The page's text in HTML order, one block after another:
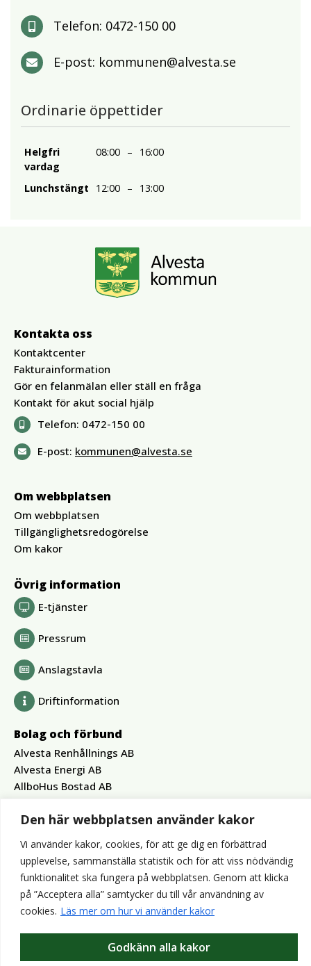
Den här webbplatsen använder kakor
Vi använder kakor, cookies, för att ge dig en förbättrad
upplevelse, sammanställa statistik och för att viss nödvändig
funktionalitet ska fungera på webbplatsen. Genom att klicka
på ”Acceptera alla” samtycker du till vår användning av
cookies. Läs mer om hur vi använder kakor
Godkänn alla kakor
Telefon: 0472-150 00
E-post: kommunen@alvesta.se
Ordinarie öppettider
Helgfri
vardag
08:00 – 16:00
Lunchstängt 12:00 – 13:00
Kontakta oss
Kontaktcenter
Fakturainformation
Gör en felanmälan eller ställ en fråga
Kontakt för akut social hjälp
Telefon: 0472-150 00
E-post: kommunen@alvesta.se
Om webbplatsen
Om webbplatsen
Tillgänglighetsredogörelse
Om kakor
Övrig information
E-tjänster
Pressrum
Anslagstavla
Driftinformation
Bolag och förbund
Alvesta Renhållnings AB
Alvesta Energi AB
AllboHus Bostad AB
Värends räddningstjänst
Webbplatser
Bibliotek
VisitAlvesta